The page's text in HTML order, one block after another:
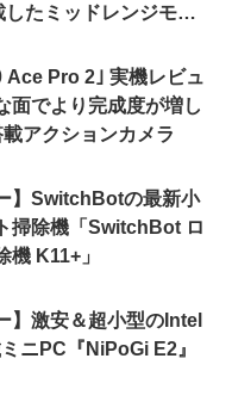
したミッドレンジモデ
Ace Pro 2｣ 実機レビュ
面でより完成度が増し
アクションカメラ
】SwitchBotの最新小
掃除機「SwitchBot ロ
機 K11+」
】激安＆超小型のIntel
ニPC『NiPoGi E2』